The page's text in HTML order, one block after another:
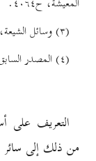
(۳) وسائل الشيعة، ج۲٥، ص٤٦۳، الباب۱۷ من كتاب اللقطة، ح۱.
(٤) المصدر السابق، ص٤٤٥، الباب۲ من كتاب اللقطة، ح۱۳.
التعريف على
من ذلك إلى